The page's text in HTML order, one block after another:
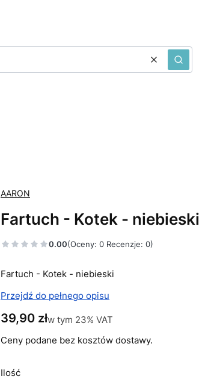
WyczyśćSzukaj
AARON
Fartuch - Kotek - niebieski
0.00(Oceny: 0 Recenzje: 0)
Fartuch - Kotek - niebieski
Przejdź do pełnego opisu
Cena
39,90 złw tym 23% VAT
w tym 23% VAT
Ceny podane bez kosztów dostawy.
Ilość